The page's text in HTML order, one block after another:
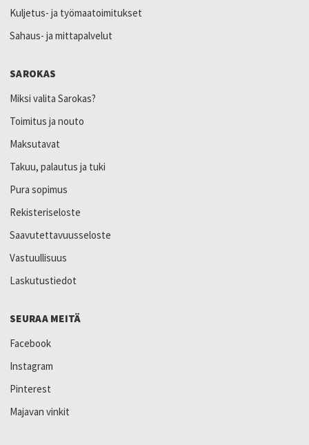
Kuljetus- ja työmaatoimitukset
Sahaus- ja mittapalvelut
SAROKAS
Miksi valita Sarokas?
Toimitus ja nouto
Maksutavat
Takuu, palautus ja tuki
Pura sopimus
Rekisteriseloste
Saavutettavuusseloste
Vastuullisuus
Laskutustiedot
SEURAA MEITÄ
Facebook
Instagram
Pinterest
Majavan vinkit